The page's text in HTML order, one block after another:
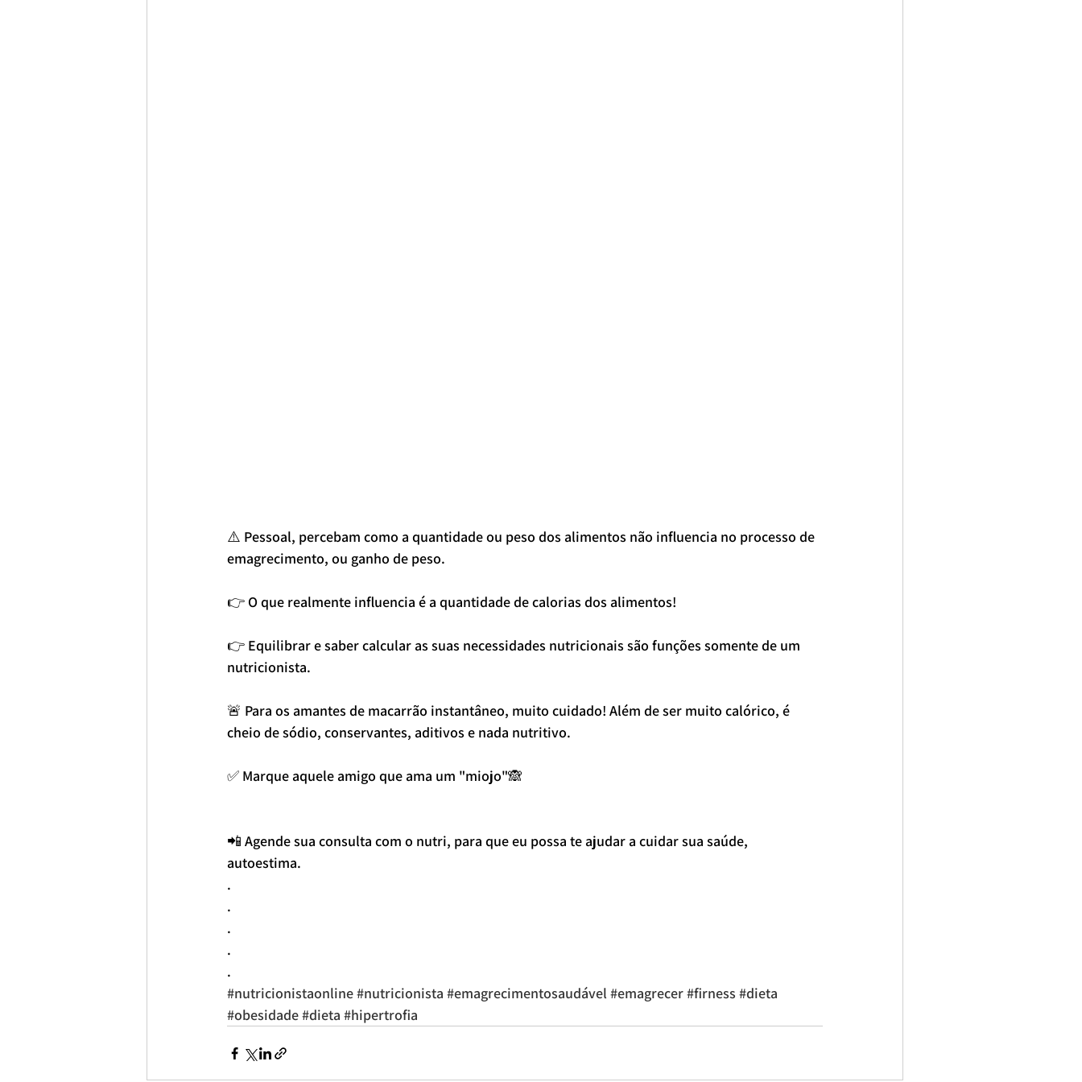
⚠️ Pessoal, percebam como a quantidade ou peso dos alimentos não influencia no processo de
emagrecimento, ou ganho de peso.
👉 O que realmente influencia é a quantidade de calorias dos alimentos!
👉 Equilibrar e saber calcular as suas necessidades nutricionais são funções somente de um
nutricionista.
🚨 Para os amantes de macarrão instantâneo, muito cuidado! Além de ser muito calórico, é
cheio de sódio, conservantes, aditivos e nada nutritivo.
✅ Marque aquele amigo que ama um "miojo"🙈
📲 Agende sua consulta com o nutri, para que eu possa te ajudar a cuidar sua saúde,
autoestima.
.
.
.
.
.
#nutricionistaonline#nutricionista #emagrecimentosaudável #emagrecer#firness #dieta
#obesidade#dieta #hipertrofia